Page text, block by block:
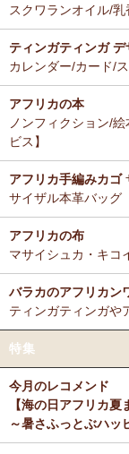
スクワランオイル/
ティンガティンガ
カレンダー/カード/
アフリカの本
ノンフィクション/
ビス】
アフリカ手編みカゴ
サイザル本革バッグ
アフリカの布
マサイシュカ・キコ
バラカのアフリカン
ティンガティンガや
特集
今月のレコメンド
【海の日アフリカ夏
～暑さふっとぶハッ